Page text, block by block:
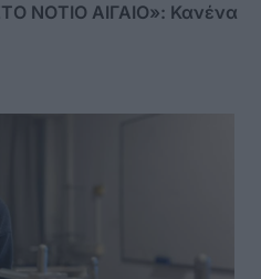
ΝΟΤΙΟ ΑΙΓΑΙΟ»: Κανένα